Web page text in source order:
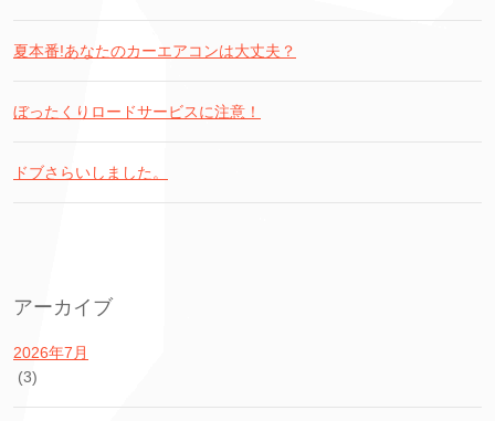
夏本番!あなたのカーエアコンは大丈夫？
ぼったくりロードサービスに注意！
ドブさらいしました。
アーカイブ
2026年7月
(3)